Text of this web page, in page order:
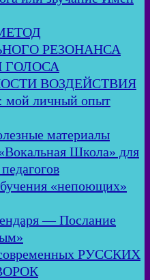
РЕЗОНАНСА
ГОЛОСА
ВОЗДЕЙСТВИЯ
личный опыт
материалы
Школа» для
«непоющих»
— Послание
РУССКИХ